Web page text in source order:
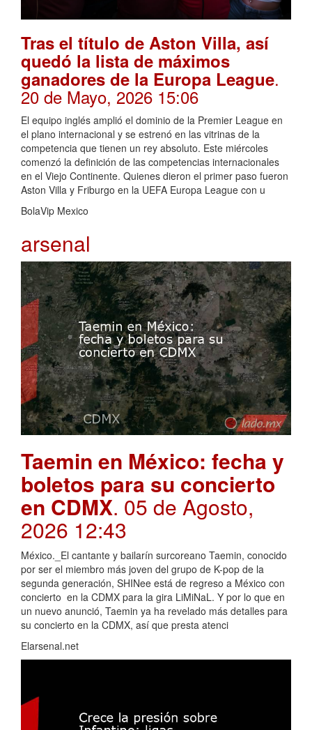
Tras el título de Aston Villa, así
quedó la lista de máximos
ganadores de la Europa League.
20 de Mayo, 2026 15:06
El equipo inglés amplió el dominio de la Premier League en
el plano internacional y se estrenó en las vitrinas de la
competencia que tienen un rey absoluto. Este miércoles
comenzó la definición de las competencias internacionales
en el Viejo Continente. Quienes dieron el primer paso fueron
Aston Villa y Friburgo en la UEFA Europa League con u
BolaVip Mexico
arsenal
Taemin en México: fecha y
boletos para su concierto
en CDMX. 05 de Agosto,
2026 12:43
México._El cantante y bailarín surcoreano Taemin, conocido
por ser el miembro más joven del grupo de K-pop de la
segunda generación, SHINee está de regreso a México con
concierto en la CDMX para la gira LiMiNaL. Y por lo que en
un nuevo anunció, Taemin ya ha revelado más detalles para
su concierto en la CDMX, así que presta atenci
Elarsenal.net